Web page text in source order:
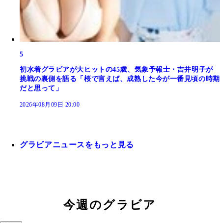
5
初水着グラビアが大ヒットの45歳、気象予報士・吉井明子が
挑戦の裏側を語る「桜で言えば、成熟した今が一番見頃の時期
だと思って」
2026年08月09日 20:00
グラビアニュースをもっと見る
今週のグラビア